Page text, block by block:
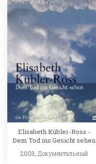
Elisabeth Kübler-Ross -
Dem Tod ins Gesicht sehen
2003, Документальный